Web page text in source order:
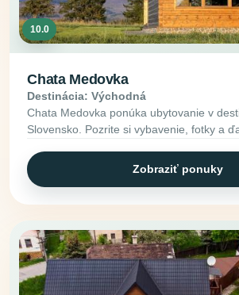
10.0
Chata Medovka
Destinácia: Východná
Chata Medovka ponúka ubytovanie v
Slovensko. Pozrite si vybavenie, fotky a
Zobraziť ponuky